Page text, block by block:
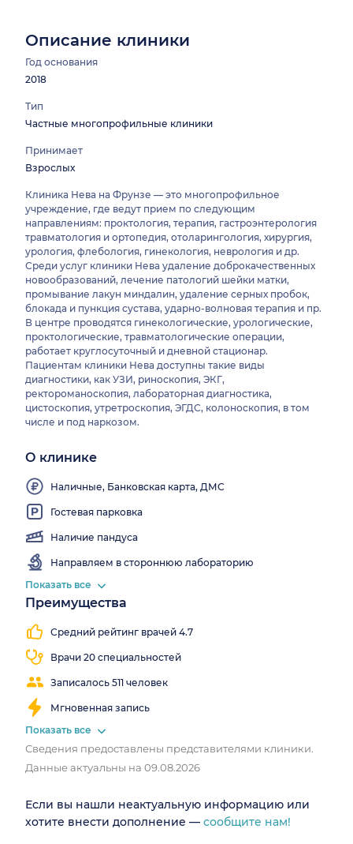
Описание клиники
Год основания
2018
Тип
Частные многопрофильные клиники
Принимает
Взрослых
Клиника Нева на Фрунзе — это многопрофильное
учреждение, где ведут прием по следующим
направлениям: проктология, терапия, гастроэнтерология
травматология и ортопедия, отоларингология, хирургия,
урология, флебология, гинекология, неврология и др.
Среди услуг клиники Нева удаление доброкачественных
новообразований, лечение патологий шейки матки,
промывание лакун миндалин, удаление серных пробок,
блокада и пункция сустава, ударно-волновая терапия и пр.
В центре проводятся гинекологические, урологические,
проктологические, травматологические операции,
работает круглосуточный и дневной стационар.
Пациентам клиники Нева доступны такие виды
диагностики, как УЗИ, риноскопия, ЭКГ,
ректороманоскопия, лабораторная диагностика,
цистоскопия, утретроскопия, ЭГДС, колоноскопия, в том
числе и под наркозом.
О клинике
Наличные, Банковская карта, ДМС
Гостевая парковка
Наличие пандуса
Направляем в стороннюю лабораторию
больничные
Fi
Показать все
Преимущества
Средний рейтинг врачей 4.7
Врачи 20 специальностей
Записалось 511 человек
Мгновенная запись
Работаем
выходные
Показать все
Сведения предоставлены представителями клиники.
Данные актуальны на 09.08.2026
Если вы нашли неактуальную информацию или
хотите внести дополнение — сообщите нам!